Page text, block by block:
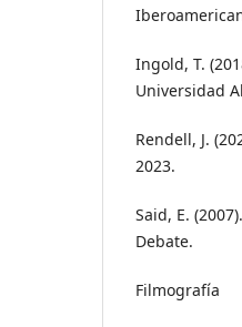
Ingold, T.
Universidad
Rendell, J.
2023.
Said, E.
Debate.
Filmografía